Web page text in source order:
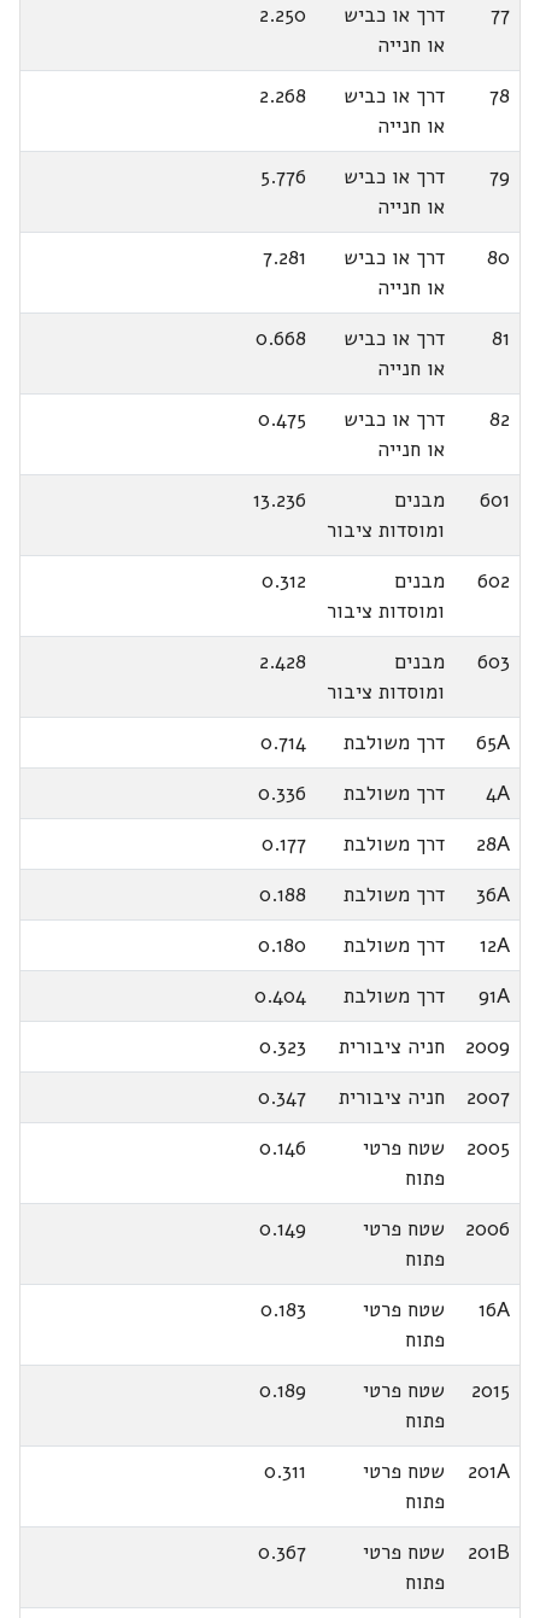
77
דרך או כביש
או חנייה
2.250
78
דרך או כביש
או חנייה
2.268
79
דרך או כביש
או חנייה
5.776
80
דרך או כביש
או חנייה
7.281
81
דרך או כביש
או חנייה
0.668
82
דרך או כביש
או חנייה
0.475
601
מבנים
ומוסדות ציבור
13.236
602
מבנים
ומוסדות ציבור
0.312
603
מבנים
ומוסדות ציבור
2.428
65A דרך משולבת
0.714
4A
דרך משולבת
0.336
28A
דרך משולבת
0.177
36A
דרך משולבת
0.188
12A
דרך משולבת
0.180
91A
דרך משולבת
0.404
2009
חניה ציבורית
0.323
2007
חניה ציבורית
0.347
2005
שטח פרטי
פתוח
0.146
2006
שטח פרטי
פתוח
0.149
16A
שטח פרטי
פתוח
0.183
2015
שטח פרטי
פתוח
0.189
201A
שטח פרטי
פתוח
0.311
201B
שטח פרטי
פתוח
0.367